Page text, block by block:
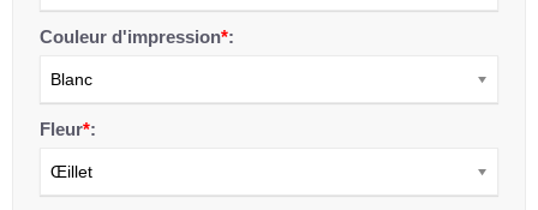
Couleur d'impression*:
Blanc
Fleur*:
Œillet